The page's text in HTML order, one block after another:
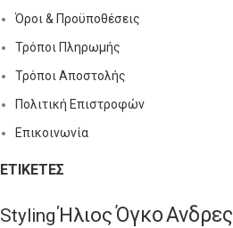
Όροι & Προϋποθέσεις
Τρόποι Πληρωμής
Τρόποι Αποστολής
Πολιτική Επιστροφών
Επικοινωνία
ΕΤΙΚΈΤΕΣ
StylingΉλιοςΌγκοΑνδρες